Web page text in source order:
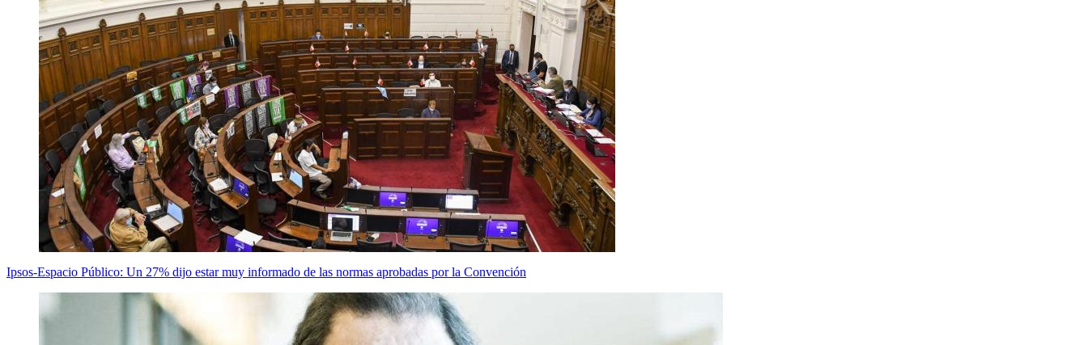
Ipsos-Espacio Público: Un 27% dijo estar muy informado de las normas aprobadas por la Convención